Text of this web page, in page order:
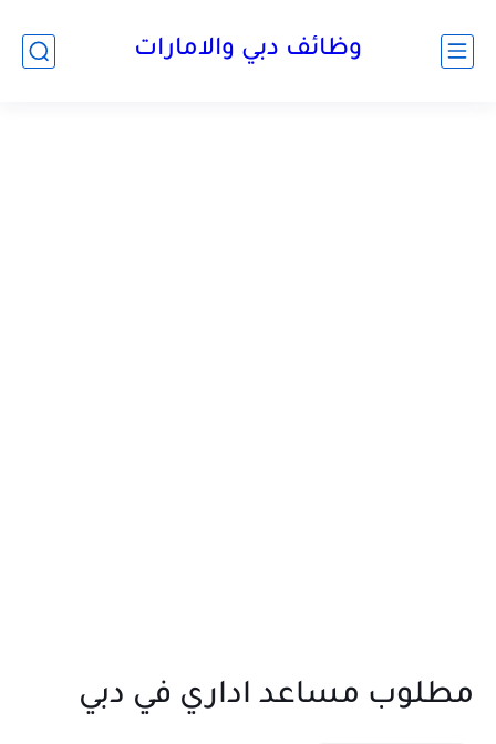
وظائف دبي والامارات
مطلوب مساعد اداري في دبي